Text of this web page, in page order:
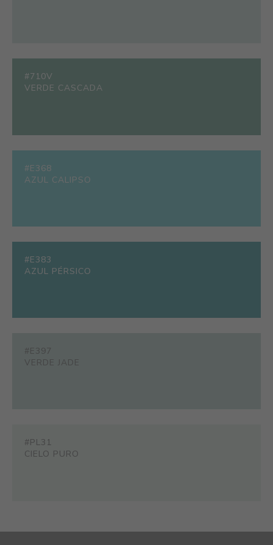
#710V
VERDE CASCADA
#E368
AZUL CALIPSO
#E383
AZUL PÉRSICO
#E397
VERDE JADE
#PL31
CIELO PURO